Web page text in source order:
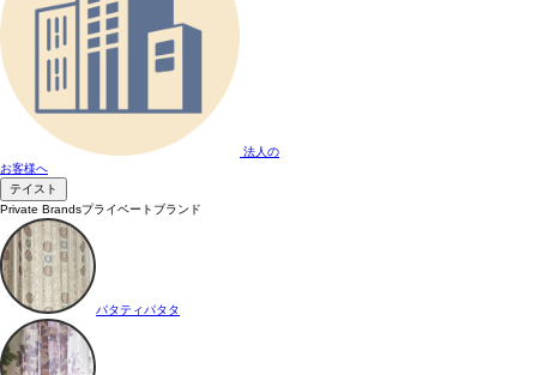
法人の
お客様へ
テイスト
Private Brandsプライベートブランド
パタティパタタ